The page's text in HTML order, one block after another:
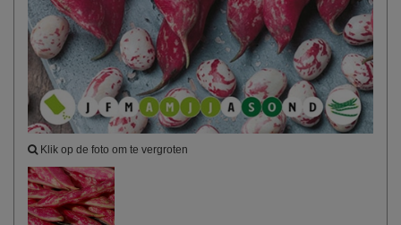
Klik op de foto om te vergroten